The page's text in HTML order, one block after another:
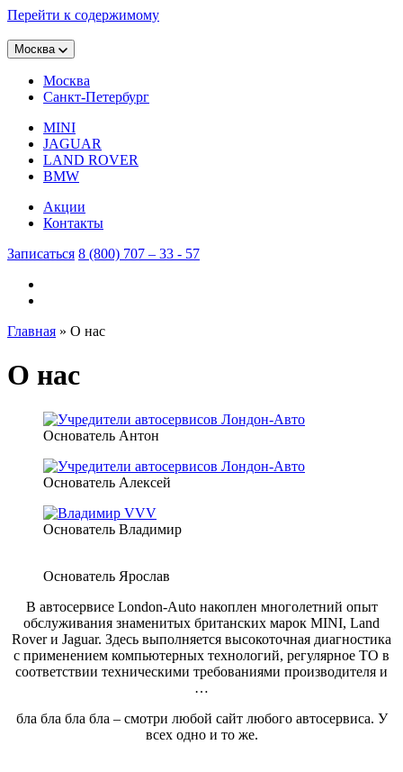
Перейти к содержимому
Москва
Москва
Санкт-Петербург
MINI
JAGUAR
LAND ROVER
BMW
Акции
Контакты
Записаться 8 (800) 707 – 33 - 57
Главная » О нас
О нас
Основатель Антон
Основатель Алексей
Основатель Владимир
Основатель Ярослав
В автосервисе London-Auto накоплен многолетний опыт
обслуживания знаменитых британских марок MINI, Land
Rover и Jaguar. Здесь выполняется высокоточная диагностика
с применением компьютерных технологий, регулярное ТО в
соответствии техническими требованиями производителя и
…
бла бла бла бла – смотри любой сайт любого автосервиса. У
всех одно и то же.